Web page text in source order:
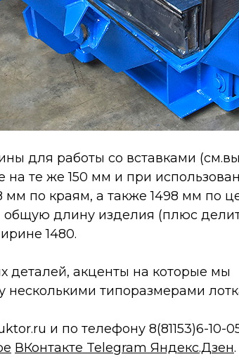
для работы со вставками
на те же 150 мм и при
по краям, а также 1498 мм по
длину изделия (плюс
1480.
деталей, акценты на которые мы
несколькими типоразмерами
и по телефону 8(81153)6-10-
ВКонтакте Telegram Яндекс.Дзен.